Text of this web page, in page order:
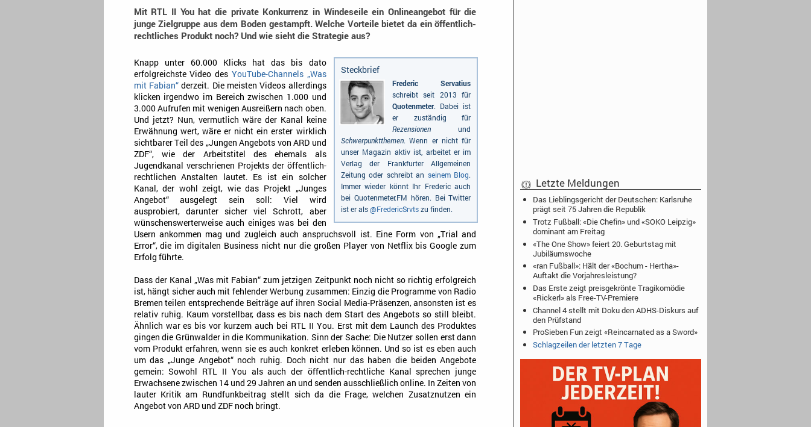
Mit RTL II You hat die private Konkurrenz in Windeseile ein Onlineangebot für die
junge Zielgruppe aus dem Boden gestampft. Welche Vorteile bietet da ein öffentlich-
rechtliches Produkt noch? Und wie sieht die Strategie aus?
Steckbrief
Frederic Servatius
schreibt seit 2013 für
Quotenmeter. Dabei ist
er zuständig für
Rezensionenund
Schwerpunktthemen. Wenn er nicht für
unser Magazin aktiv ist, arbeitet er im
Verlag der Frankfurter Allgemeinen
Zeitung oder schreibt an seinem Blog.
Immer wieder könnt Ihr Frederic auch
bei Quotenmeter.FM hören. Bei Twitter
ist er als@FredericSrvtszu finden.
Knapp unter 60.000 Klicks hat das bis dato
erfolgreichste Video des YouTube-Channels „Was
mit Fabian“derzeit. Die meisten Videos allerdings
klicken irgendwo im Bereich zwischen 1.000 und
3.000 Aufrufen mit wenigen Ausreißern nach oben.
Und jetzt? Nun, vermutlich wäre der Kanal keine
Erwähnung wert, wäre er nicht ein erster wirklich
sichtbarer Teil des „Jungen Angebots von ARD und
ZDF“, wie der Arbeitstitel des ehemals als
Jugendkanal verschrienen Projekts der öffentlich-
rechtlichen Anstalten lautet. Es ist ein solcher
Kanal, der wohl zeigt, wie das Projekt „Junges
Angebot“ ausgelegt sein soll: Viel wird
ausprobiert, darunter sicher viel Schrott, aber
wünschenswerterweise auch einiges was bei den
Usern ankommen mag und zugleich auch anspruchsvoll ist. Eine Form von „Trial and
Error“, die im digitalen Business nicht nur die großen Player von Netflix bis Google zum
Erfolg führte.
Dass der Kanal „Was mit Fabian“ zum jetzigen Zeitpunkt noch nicht so richtig erfolgreich
ist, hängt sicher auch mit fehlender Werbung zusammen: Einzig die Programme von Radio
Bremen teilen entsprechende Beiträge auf ihren Social Media-Präsenzen, ansonsten ist es
relativ ruhig. Kaum vorstellbar, dass es bis nach dem Start des Angebots so still bleibt.
Ähnlich war es bis vor kurzem auch bei RTL II You. Erst mit dem Launch des Produktes
gingen die Grünwalder in die Kommunikation. Sinn der Sache: Die Nutzer sollen erst dann
vom Produkt erfahren, wenn sie es auch konkret erleben können. Und so ist es eben auch
um das „Junge Angebot“ noch ruhig. Doch nicht nur das haben die beiden Angebote
gemein: Sowohl RTL II You als auch der öffentlich-rechtliche Kanal sprechen junge
Erwachsene zwischen 14 und 29 Jahren an und senden ausschließlich online. In Zeiten von
lauter Kritik am Rundfunkbeitrag stellt sich da die Frage, welchen Zusatznutzen ein
Angebot von ARD und ZDF noch bringt.
Letzte Meldungen
Das Lieblingsgericht der Deutschen: Karlsruhe
prägt seit 75 Jahren die Republik
Trotz Fußball: «Die Chefin» und «SOKO Leipzig»
dominant am Freitag
«The One Show» feiert 20. Geburtstag mit
Jubiläumswoche
«ran Fußball»: Hält der «Bochum - Hertha»-
Auftakt die Vorjahresleistung?
Das Erste zeigt preisgekrönte Tragikomödie
«Rickerl» als Free-TV-Premiere
Channel 4 stellt mit Doku den ADHS-Diskurs auf
den Prüfstand
ProSieben Fun zeigt «Reincarnated as a Sword»
Schlagzeilen der letzten 7 Tage